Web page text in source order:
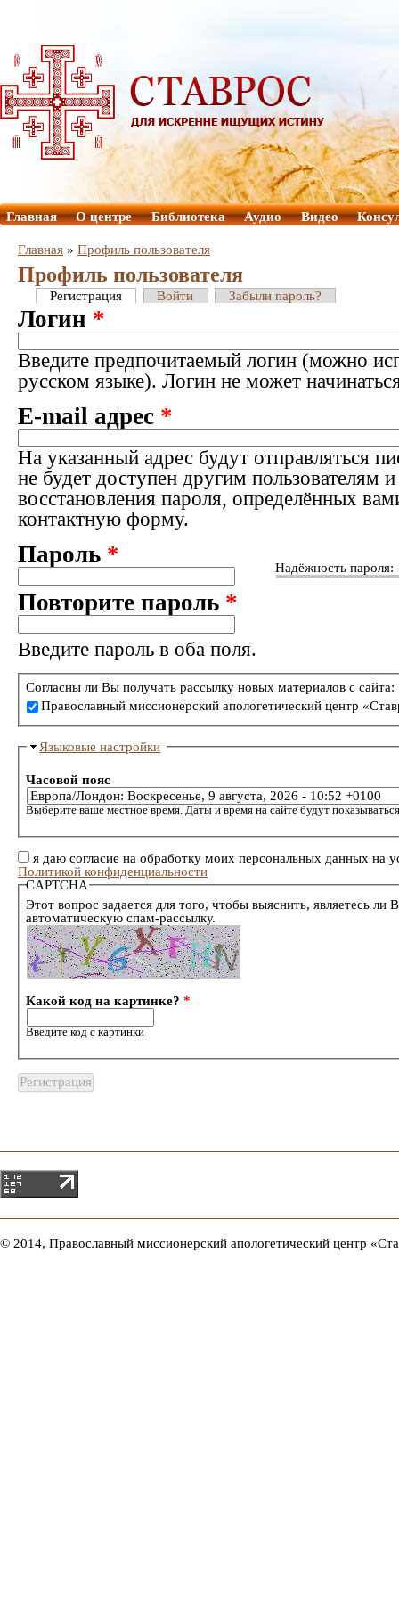
Главная О центре Библиотека Аудио Видео
Главная » Профиль пользователя
Профиль пользователя
Регистрация Войти Забыли пароль?
Логин *
Введите предпочитаемый логин (можно
русском языке). Логин не может
E-mail адрес *
На указанный адрес будут отправляться
не будет доступен другим пользователям
восстановления пароля, определённых
контактную форму.
Надёжность пароля:
Пароль *
Повторите пароль *
Введите пароль в оба поля.
Согласны ли Вы получать рассылку новых материалов с сайта:
Православный миссионерский апологетический центр
Языковые настройки
Часовой пояс
Выберите ваше местное время. Даты и время на сайте будут
я даю согласие на обработку моих персональных данных на
Политикой конфиденциальности
CAPTCHA
Этот вопрос задается для того, чтобы выяснить, являетесь ли
автоматическую спам-рассылку.
Какой код на картинке?*
Введите код с картинки
© 2014, Православный миссионерский апологетический центр